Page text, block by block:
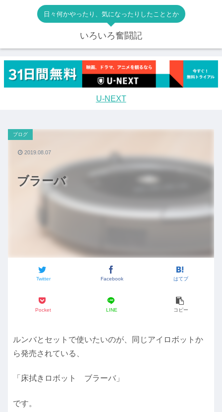
日々何かやったり、気になったりしたこととか
いろいろ奮闘記
U-NEXT
ブラーバ
ブログ
Twitter Facebook はてブ
Pocket LINE コピー
2019.08.07
ルンバとセットで使いたいのが、同じアイロボットか
ら発売されている、
「床拭きロボット ブラーバ」
です。